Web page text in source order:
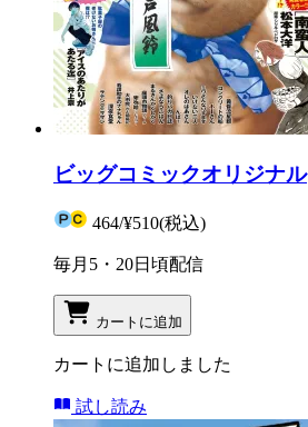
ビッグコミックオリジナル
464/¥510(税込)
毎月5・20日頃配信
カートに追加
カートに追加しました
試し読み